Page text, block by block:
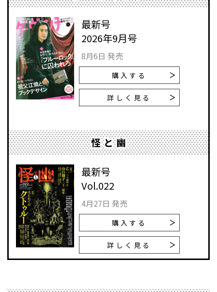
最新号
2026年9月号
8月6日 発売
購入する
詳しく見る
怪と幽
最新号
Vol.022
4月27日 発売
購入する
詳しく見る